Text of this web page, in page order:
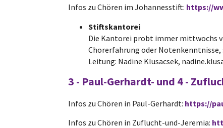
Infos zu Chören im Johannesstift: https://
Stiftskantorei
Die Kantorei probt immer mittwochs
Chorerfahrung oder Notenkenntnisse,
Leitung: Nadine Klusacsek,
3 - Paul-Gerhardt- und 4 -
Infos zu Chören in Paul-Gerhardt: https://
Infos zu Chören in Zuflucht-und-Jeremia: